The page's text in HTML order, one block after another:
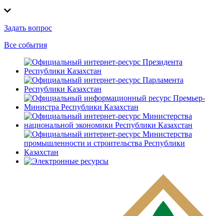
Задать вопрос
Все события